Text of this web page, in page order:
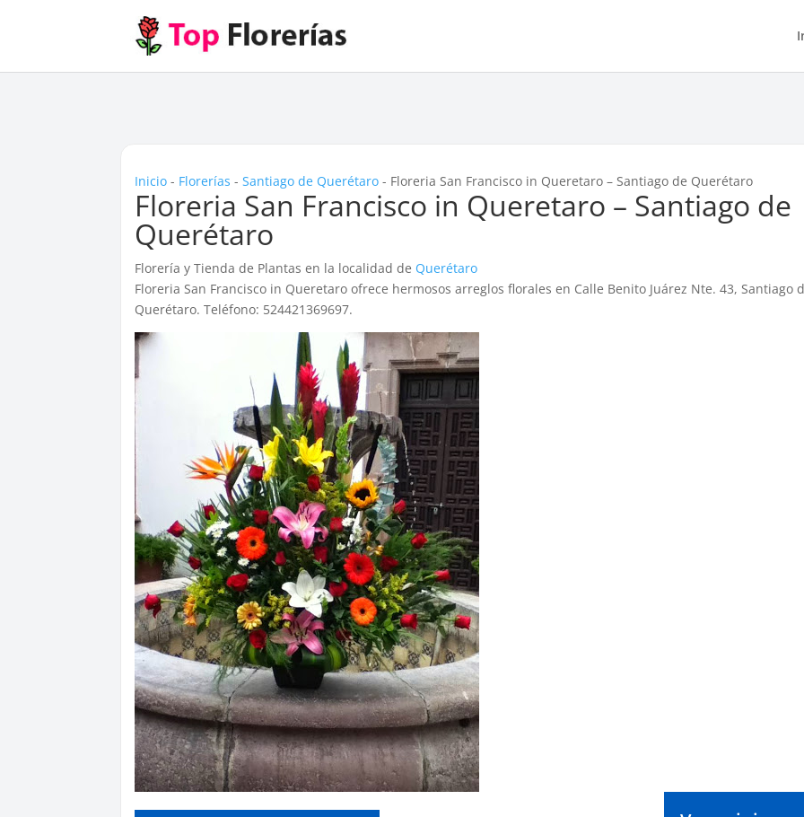
Inicio - Florerías -Santiago de Querétaro - Floreria San Francisco in Queretaro – Santiago de Querétaro
Floreria San Francisco in Queretaro – Santiago de
Querétaro
Florería y Tienda de Plantas en la localidad de Querétaro
Floreria San Francisco in Queretaro ofrece hermosos arreglos florales en Calle Benito Juárez Nte. 43, Santiago
Querétaro. Teléfono: 524421369697.